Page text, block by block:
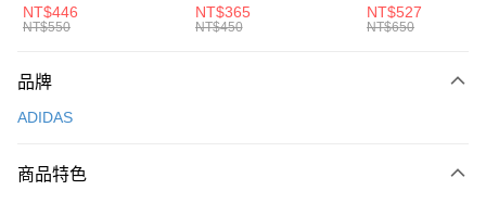
元大商業銀行
台灣樂天信用卡公司
AFTEE先享後付
【關於「AFTEE先享後付」】
便利好安心！
３．安心：先確認商品／服務後，再付款。
運送方式
每筆NT$100，滿NT$1,500(含以上)免運費
中統襪 FZ3393100
NT$446
NT$550
EMBRDY 男女 短統襪
FZ3073133
NT$365
NT$450
BA5871010
NT$527
NT$650
品牌
ADIDAS
商品特色